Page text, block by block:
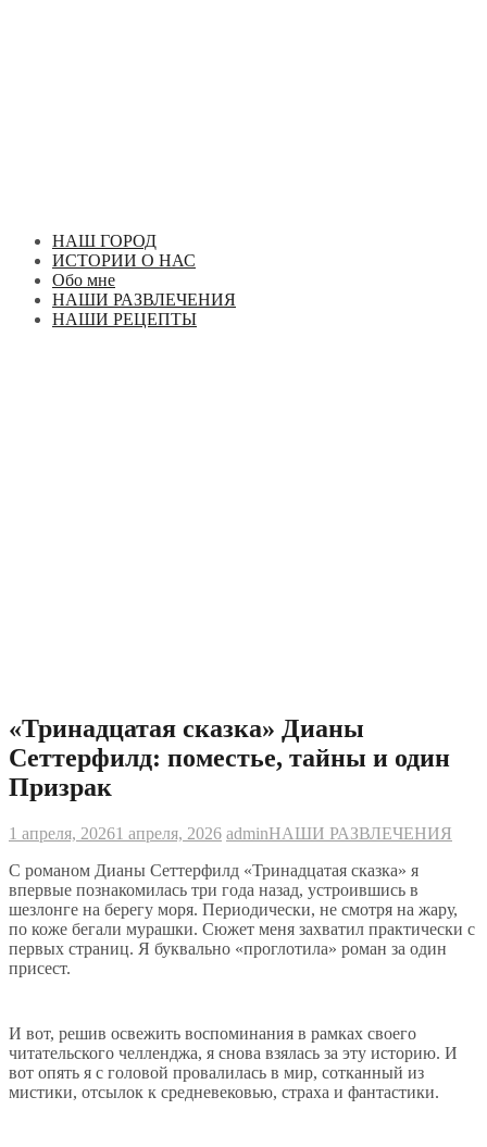
НАШ ГОРОД
ИСТОРИИ О НАС
Обо мне
НАШИ РАЗВЛЕЧЕНИЯ
НАШИ РЕЦЕПТЫ
«Тринадцатая сказка» Дианы
Сеттерфилд: поместье, тайны и один
Призрак
1 апреля, 20261 апреля, 2026 adminНАШИ РАЗВЛЕЧЕНИЯ
С романом Дианы Сеттерфилд «Тринадцатая сказка» я
впервые познакомилась три года назад, устроившись в
шезлонге на берегу моря. Периодически, не смотря на жару,
по коже бегали мурашки. Сюжет меня захватил практически с
первых страниц. Я буквально «проглотила» роман за один
присест.
И вот, решив освежить воспоминания в рамках своего
читательского челленджа, я снова взялась за эту историю. И
вот опять я с головой провалилась в мир, сотканный из
мистики, отсылок к средневековью, страха и фантастики.